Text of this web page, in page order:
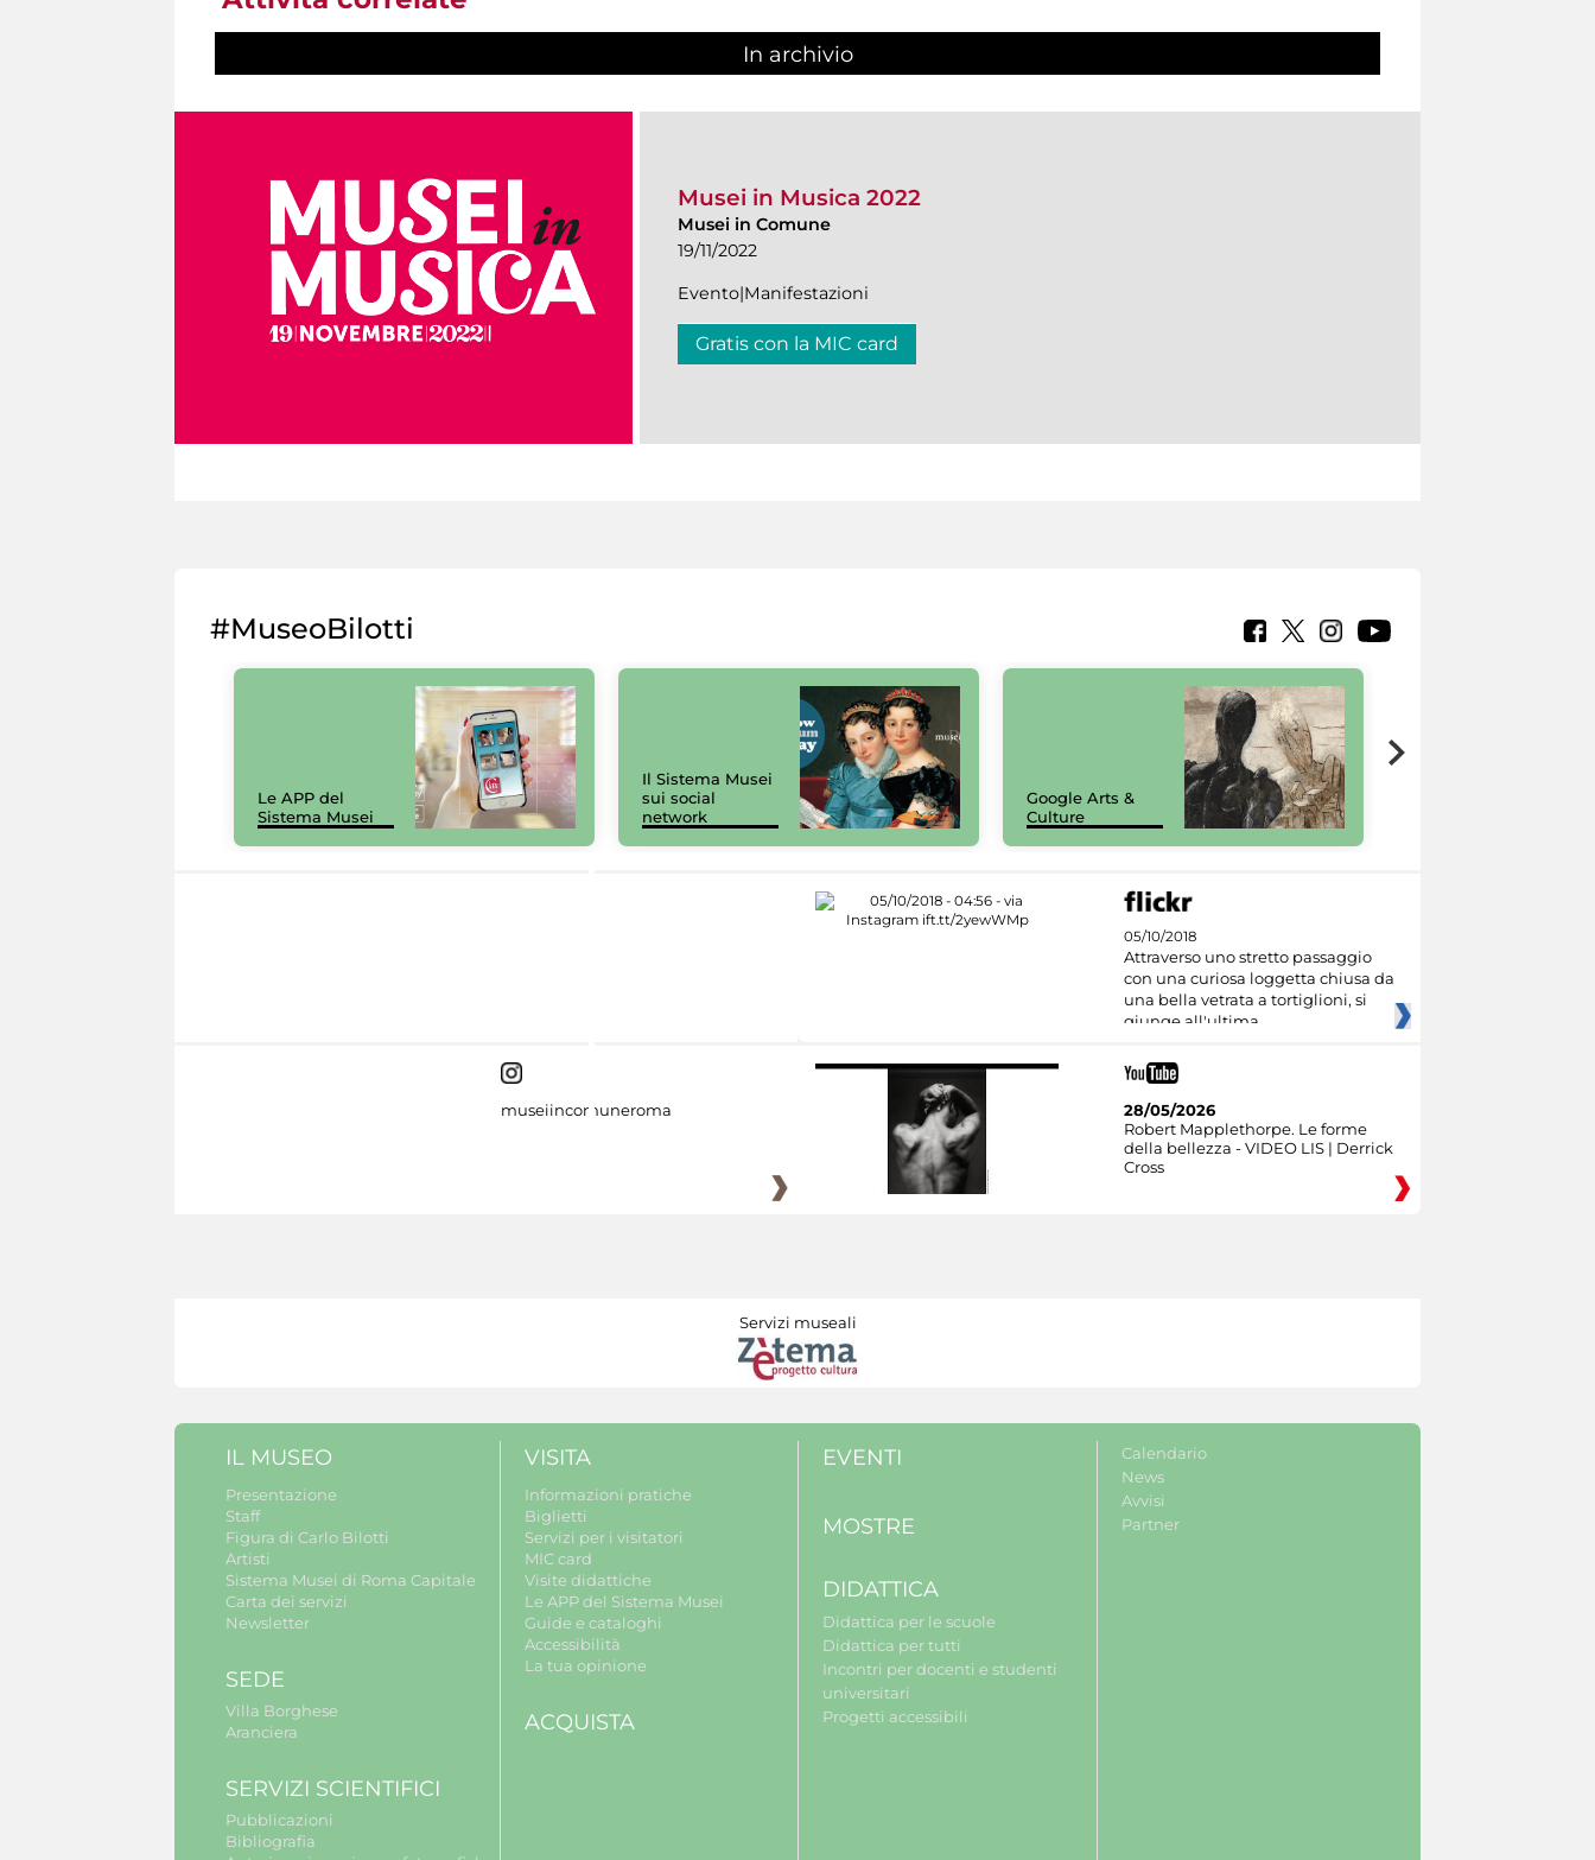
In archivio
Musei in Musica 2022
Musei in Comune
19/11/2022
Evento|Manifestazioni
Gratis con la MIC card
#MuseoBilotti
Le APP del
Sistema Musei
Il Sistema Musei
sui social
network
Google Arts &
Culture
05/10/2018
Attraverso uno stretto passaggio
con una curiosa loggetta chiusa da
una bella vetrata a tortiglioni, si
giunge all'ultima
museiincomuneroma
28/05/2026
Robert Mapplethorpe. Le forme
della bellezza - VIDEO LIS | Derrick
Cross
Servizi museali
IL MUSEO
Presentazione
Staff
Figura di Carlo Bilotti
Artisti
Sistema Musei di Roma Capitale
Carta dei servizi
Newsletter
SEDE
Villa Borghese
Aranciera
SERVIZI SCIENTIFICI
Pubblicazioni
Bibliografia
VISITA
Informazioni pratiche
Biglietti
Servizi per i visitatori
MIC card
Visite didattiche
Le APP del Sistema Musei
Guide e cataloghi
Accessibilità
La tua opinione
ACQUISTA
EVENTI
MOSTRE
DIDATTICA
Didattica per le scuole
Didattica per tutti
Incontri per docenti e studenti
universitari
Progetti accessibili
Calendario
News
Avvisi
Partner